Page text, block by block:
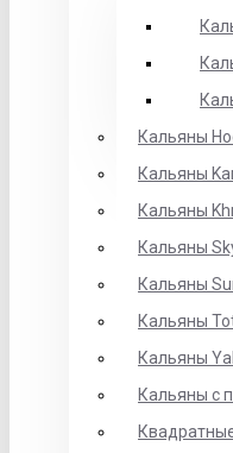
Кальяны
Кальяны
Кальяны
Кальяны
Кальяны
Кальяны
Кальяны
Кальяны с